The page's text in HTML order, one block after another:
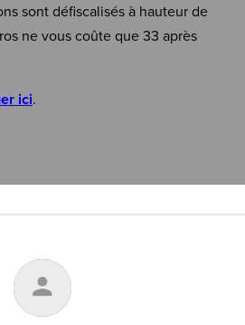
sont défiscalisés à hauteur de
ne vous coûte que 33 après
ici.